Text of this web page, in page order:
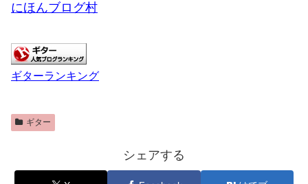
にほんブログ村
ギターランキング
ギター
シェアする